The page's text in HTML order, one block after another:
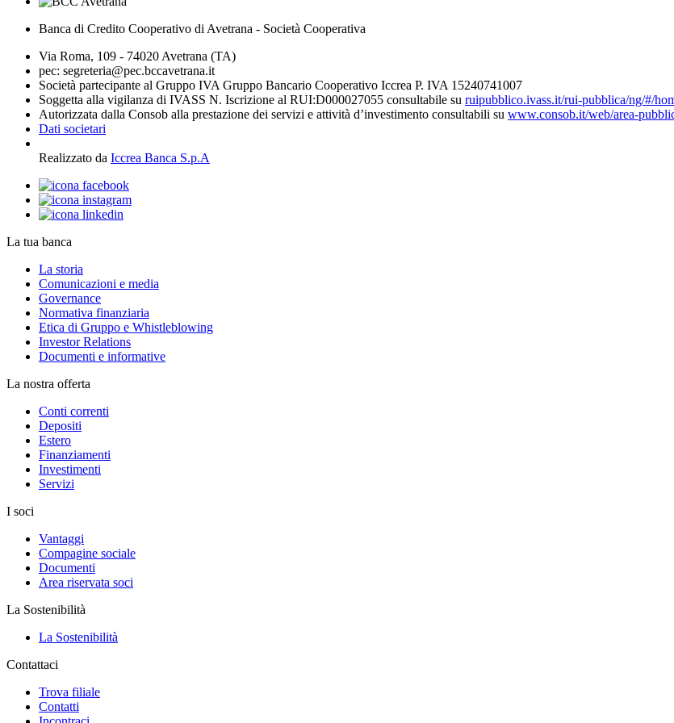
Banca di Credito Cooperativo di Avetrana - Società Cooperativa
Via Roma, 109 - 74020 Avetrana (TA)
pec: segreteria@pec.bccavetrana.it
Società partecipante al Gruppo IVA Gruppo Bancario Cooperativo Iccrea P. IVA 15240741007
Soggetta alla vigilanza di IVASS N. Iscrizione al RUI:D000027055 consultabile su ruipubblico.ivass.it/rui-pubblica/ng/#/
Autorizzata dalla Consob alla prestazione dei servizi e attività d’investimento consultabili su www.consob.it/web/area-
Dati societari
Realizzato da Iccrea Banca S.p.A
La tua banca
La storia
Comunicazioni e media
Governance
Normativa finanziaria
Etica di Gruppo e Whistleblowing
Investor Relations
Documenti e informative
La nostra offerta
Conti correnti
Depositi
Estero
Finanziamenti
Investimenti
Servizi
I soci
Vantaggi
Compagine sociale
Documenti
Area riservata soci
La Sostenibilità
La Sostenibilità
Contattaci
Trova filiale
Contatti